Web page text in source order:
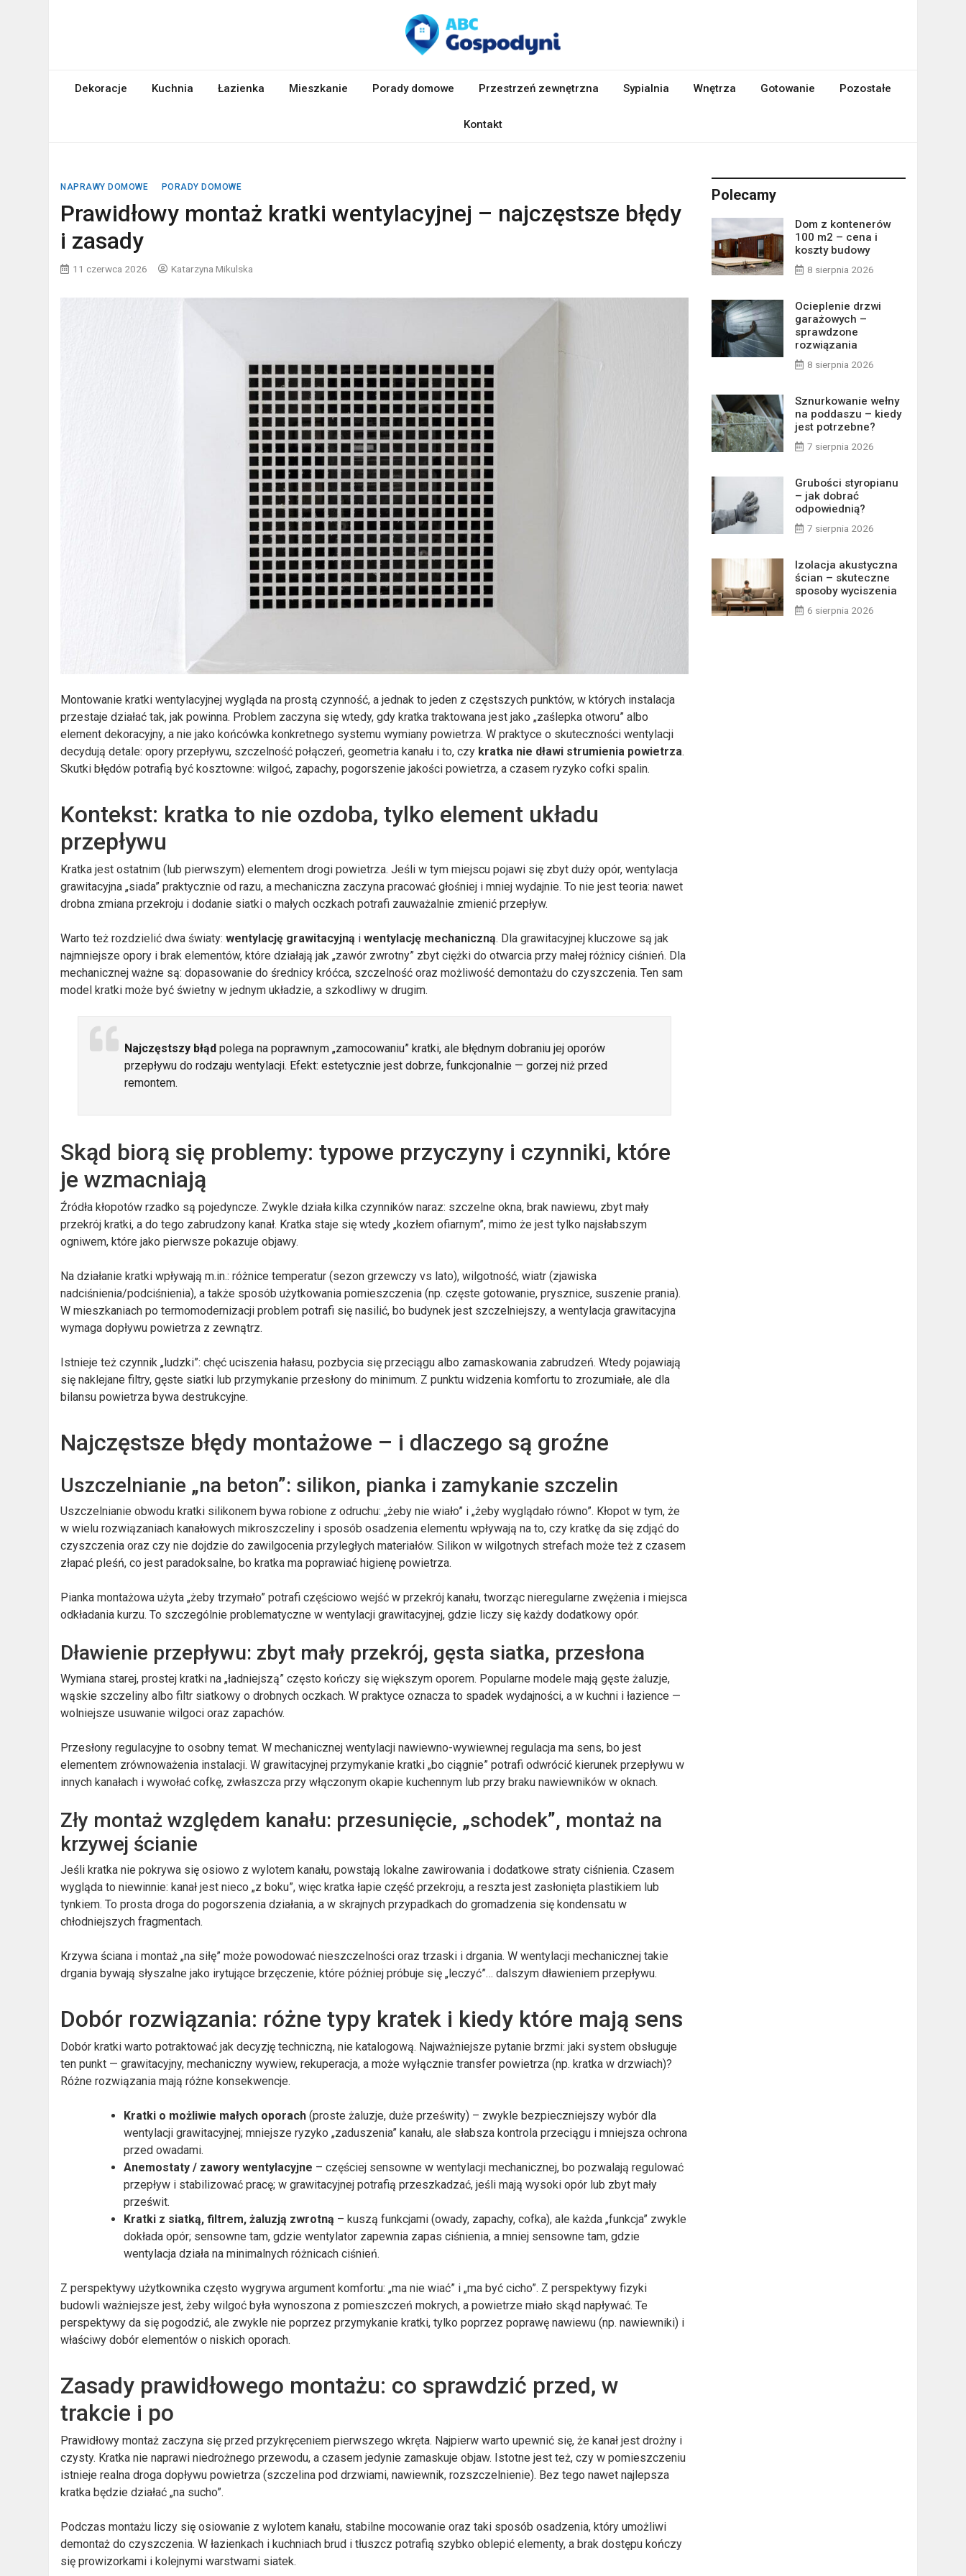
abcgospodyni.pl
Dekoracje Kuchnia Łazienka Mieszkanie Porady domowe Przestrzeń zewnętrzna Sypialnia Wnętrza Gotowanie Pozostałe
Kontakt
NAPRAWY DOMOWE PORADY DOMOWE
Prawidłowy montaż kratki wentylacyjnej – najczęstsze błędy
i zasady
11 czerwca 2026 Katarzyna Mikulska
Montowanie kratki wentylacyjnej wygląda na prostą czynność, a jednak to jeden z częstszych punktów, w których instalacja
przestaje działać tak, jak powinna. Problem zaczyna się wtedy, gdy kratka traktowana jest jako „zaślepka otworu” albo
element dekoracyjny, a nie jako końcówka konkretnego systemu wymiany powietrza. W praktyce o skuteczności wentylacji
decydują detale: opory przepływu, szczelność połączeń, geometria kanału i to, czy kratka nie dławi strumienia powietrza.
Skutki błędów potrafią być kosztowne: wilgoć, zapachy, pogorszenie jakości powietrza, a czasem ryzyko cofki spalin.
Kontekst: kratka to nie ozdoba, tylko element układu
przepływu
Kratka jest ostatnim (lub pierwszym) elementem drogi powietrza. Jeśli w tym miejscu pojawi się zbyt duży opór, wentylacja
grawitacyjna „siada” praktycznie od razu, a mechaniczna zaczyna pracować głośniej i mniej wydajnie. To nie jest teoria: nawet
drobna zmiana przekroju i dodanie siatki o małych oczkach potrafi zauważalnie zmienić przepływ.
Warto też rozdzielić dwa światy:wentylację grawitacyjną iwentylację mechaniczną. Dla grawitacyjnej kluczowe są jak
najmniejsze opory i brak elementów, które działają jak „zawór zwrotny” zbyt ciężki do otwarcia przy małej różnicy ciśnień. Dla
mechanicznej ważne są: dopasowanie do średnicy króćca, szczelność oraz możliwość demontażu do czyszczenia. Ten sam
model kratki może być świetny w jednym układzie, a szkodliwy w drugim.
Najczęstszy błąd polega na poprawnym „zamocowaniu” kratki, ale błędnym dobraniu jej oporów
przepływu do rodzaju wentylacji. Efekt: estetycznie jest dobrze, funkcjonalnie — gorzej niż przed
remontem.
Skąd biorą się problemy: typowe przyczyny i czynniki, które
je wzmacniają
Źródła kłopotów rzadko są pojedyncze. Zwykle działa kilka czynników naraz: szczelne okna, brak nawiewu, zbyt mały
przekrój kratki, a do tego zabrudzony kanał. Kratka staje się wtedy „kozłem ofiarnym”, mimo że jest tylko najsłabszym
ogniwem, które jako pierwsze pokazuje objawy.
Na działanie kratki wpływają m.in.: różnice temperatur (sezon grzewczy vs lato), wilgotność, wiatr (zjawiska
nadciśnienia/podciśnienia), a także sposób użytkowania pomieszczenia (np. częste gotowanie, prysznice, suszenie prania).
W mieszkaniach po termomodernizacji problem potrafi się nasilić, bo budynek jest szczelniejszy, a wentylacja grawitacyjna
wymaga dopływu powietrza z zewnątrz.
Istnieje też czynnik „ludzki”: chęć uciszenia hałasu, pozbycia się przeciągu albo zamaskowania zabrudzeń. Wtedy pojawiają
się naklejane filtry, gęste siatki lub przymykanie przesłony do minimum. Z punktu widzenia komfortu to zrozumiałe, ale dla
bilansu powietrza bywa destrukcyjne.
Najczęstsze błędy montażowe – i dlaczego są groźne
Uszczelnianie „na beton”: silikon, pianka i zamykanie szczelin
Uszczelnianie obwodu kratki silikonem bywa robione z odruchu: „żeby nie wiało” i „żeby wyglądało równo”. Kłopot w tym, że
w wielu rozwiązaniach kanałowych mikroszczeliny i sposób osadzenia elementu wpływają na to, czy kratkę da się zdjąć do
czyszczenia oraz czy nie dojdzie do zawilgocenia przyległych materiałów. Silikon w wilgotnych strefach może też z czasem
złapać pleśń, co jest paradoksalne, bo kratka ma poprawiać higienę powietrza.
Pianka montażowa użyta „żeby trzymało” potrafi częściowo wejść w przekrój kanału, tworząc nieregularne zwężenia i miejsca
odkładania kurzu. To szczególnie problematyczne w wentylacji grawitacyjnej, gdzie liczy się każdy dodatkowy opór.
Dławienie przepływu: zbyt mały przekrój, gęsta siatka, przesłona
Wymiana starej, prostej kratki na „ładniejszą” często kończy się większym oporem. Popularne modele mają gęste żaluzje,
wąskie szczeliny albo filtr siatkowy o drobnych oczkach. W praktyce oznacza to spadek wydajności, a w kuchni i łazience —
wolniejsze usuwanie wilgoci oraz zapachów.
Przesłony regulacyjne to osobny temat. W mechanicznej wentylacji nawiewno-wywiewnej regulacja ma sens, bo jest
elementem zrównoważenia instalacji. W grawitacyjnej przymykanie kratki „bo ciągnie” potrafi odwrócić kierunek przepływu w
innych kanałach i wywołać cofkę, zwłaszcza przy włączonym okapie kuchennym lub przy braku nawiewników w oknach.
Zły montaż względem kanału: przesunięcie, „schodek”, montaż na
krzywej ścianie
Jeśli kratka nie pokrywa się osiowo z wylotem kanału, powstają lokalne zawirowania i dodatkowe straty ciśnienia. Czasem
wygląda to niewinnie: kanał jest nieco „z boku”, więc kratka łapie część przekroju, a reszta jest zasłonięta plastikiem lub
tynkiem. To prosta droga do pogorszenia działania, a w skrajnych przypadkach do gromadzenia się kondensatu w
chłodniejszych fragmentach.
Krzywa ściana i montaż „na siłę” może powodować nieszczelności oraz trzaski i drgania. W wentylacji mechanicznej takie
drgania bywają słyszalne jako irytujące brzęczenie, które później próbuje się „leczyć”… dalszym dławieniem przepływu.
Dobór rozwiązania: różne typy kratek i kiedy które mają sens
Dobór kratki warto potraktować jak decyzję techniczną, nie katalogową. Najważniejsze pytanie brzmi: jaki system obsługuje
ten punkt — grawitacyjny, mechaniczny wywiew, rekuperacja, a może wyłącznie transfer powietrza (np. kratka w drzwiach)?
Różne rozwiązania mają różne konsekwencje.
Kratki o możliwie małych oporach (proste żaluzje, duże prześwity) – zwykle bezpieczniejszy wybór dla
wentylacji grawitacyjnej; mniejsze ryzyko „zaduszenia” kanału, ale słabsza kontrola przeciągu i mniejsza ochrona
przed owadami.
Anemostaty / zawory wentylacyjne – częściej sensowne w wentylacji mechanicznej, bo pozwalają regulować
przepływ i stabilizować pracę; w grawitacyjnej potrafią przeszkadzać, jeśli mają wysoki opór lub zbyt mały
prześwit.
Kratki z siatką, filtrem, żaluzją zwrotną – kuszą funkcjami (owady, zapachy, cofka), ale każda „funkcja” zwykle
dokłada opór; sensowne tam, gdzie wentylator zapewnia zapas ciśnienia, a mniej sensowne tam, gdzie
wentylacja działa na minimalnych różnicach ciśnień.
Z perspektywy użytkownika często wygrywa argument komfortu: „ma nie wiać” i „ma być cicho”. Z perspektywy fizyki
budowli ważniejsze jest, żeby wilgoć była wynoszona z pomieszczeń mokrych, a powietrze miało skąd napływać. Te
perspektywy da się pogodzić, ale zwykle nie poprzez przymykanie kratki, tylko poprzez poprawę nawiewu (np. nawiewniki) i
właściwy dobór elementów o niskich oporach.
Zasady prawidłowego montażu: co sprawdzić przed, w
trakcie i po
Prawidłowy montaż zaczyna się przed przykręceniem pierwszego wkręta. Najpierw warto upewnić się, że kanał jest drożny i
czysty. Kratka nie naprawi niedrożnego przewodu, a czasem jedynie zamaskuje objaw. Istotne jest też, czy w pomieszczeniu
istnieje realna droga dopływu powietrza (szczelina pod drzwiami, nawiewnik, rozszczelnienie). Bez tego nawet najlepsza
kratka będzie działać „na sucho”.
Podczas montażu liczy się osiowanie z wylotem kanału, stabilne mocowanie oraz taki sposób osadzenia, który umożliwi
demontaż do czyszczenia. W łazienkach i kuchniach brud i tłuszcz potrafią szybko oblepić elementy, a brak dostępu kończy
się prowizorkami i kolejnymi warstwami siatek.
Polecamy
Dom z kontenerów
100 m2 – cena i
koszty budowy
8 sierpnia 2026
Ocieplenie drzwi
garażowych –
sprawdzone
rozwiązania
8 sierpnia 2026
Sznurkowanie wełny
na poddaszu – kiedy
jest potrzebne?
7 sierpnia 2026
Grubości styropianu
– jak dobrać
odpowiednią?
7 sierpnia 2026
Izolacja akustyczna
ścian – skuteczne
sposoby wyciszenia
6 sierpnia 2026